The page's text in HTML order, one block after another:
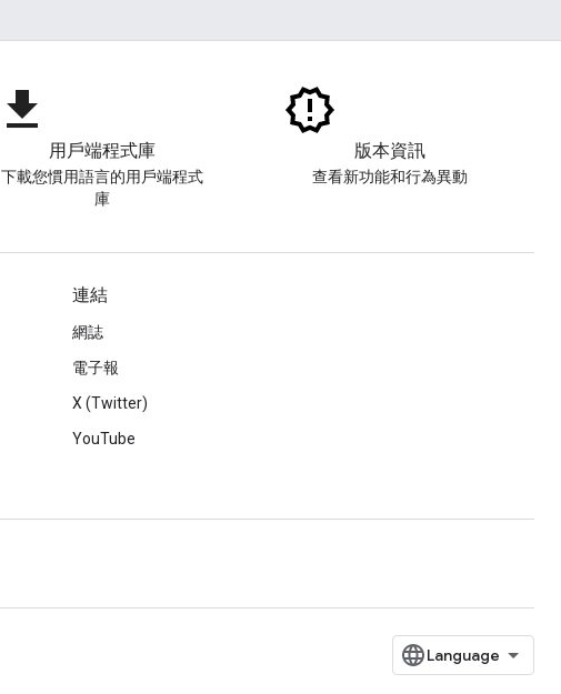
file_download
用戶端程式庫
下載您慣用語言的用戶端程式
庫
版本資訊
查看新功能和行為異動
連結
網誌
電子報
X (Twitter)
YouTube